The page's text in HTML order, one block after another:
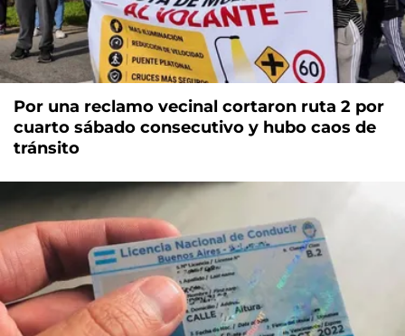
Por una reclamo vecinal cortaron ruta 2 por
cuarto sábado consecutivo y hubo caos de
tránsito